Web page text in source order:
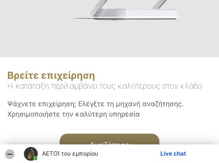
ΑΕΤΟΊ του εμπορίου Live chat
Βρείτε επιχείρηση
Η κατάταξη περιλαμβάνει τους καλύτερους στον κλάδο
Ψάχνετε επιχείρηση; Ελέγξτε τη μηχανή αναζήτησης.
Χρησιμοποιήστε την καλύτερη υπηρεσία
Αναζήτηση